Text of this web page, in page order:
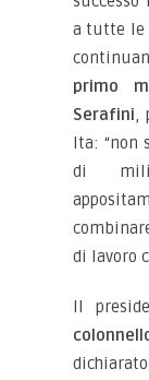
a tutte le
primo
Serafini,
Ita:
di
di lavoro
Il